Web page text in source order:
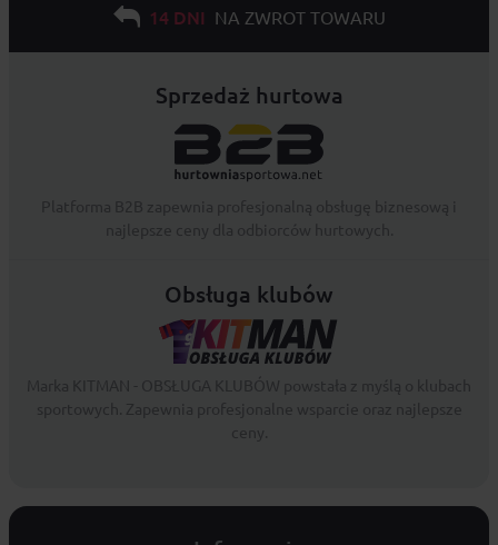
14 DNI NA ZWROT TOWARU
Sprzedaż hurtowa
Obsługa klubów